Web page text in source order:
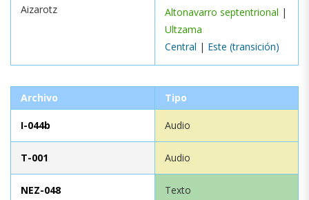
Aizarotz Altonavarro septentrional |
Ultzama
Central | Este (transición)
Archivo Tipo
I-044b Audio
T-001 Audio
NEZ-048 Texto